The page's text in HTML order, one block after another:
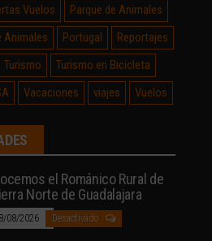
Vuelos
Parque de Animales
Animales
Portugal
Reportajes
Turismo
Turismo en Bicicleta
Vacaciones viajes Vuelos
el Románico Rural de
Norte de Guadalajara
08/2026 Desactivado